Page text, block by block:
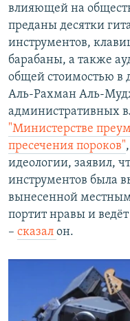
влияющей на
преданы десятки
инструментов,
барабаны, а также
общей стоимостью в
Аль-Рахман Аль-
административных
"Министерстве
пресечения пороков"
идеологии, заявил,
инструментов была
вынесенной
портит нравы и
– сказал он.